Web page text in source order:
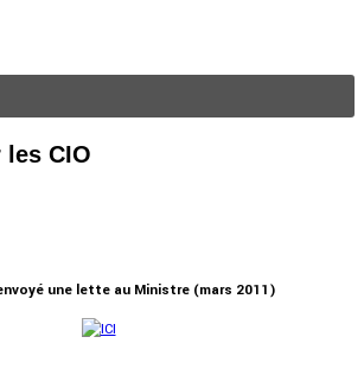
les CIO
une lette au Ministre (mars 2011)